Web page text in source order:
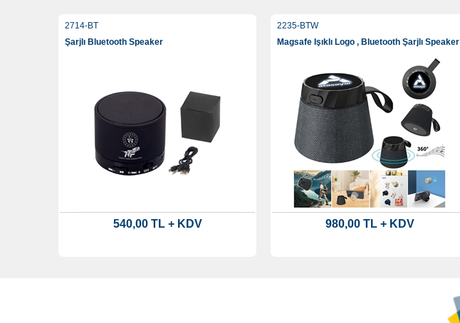
2714-BT
Şarjlı Bluetooth Speaker
540,00 TL + KDV
2235-BTW
Magsafe Işıklı Logo , Bluetooth Şarjlı Speaker
980,00 TL + KDV